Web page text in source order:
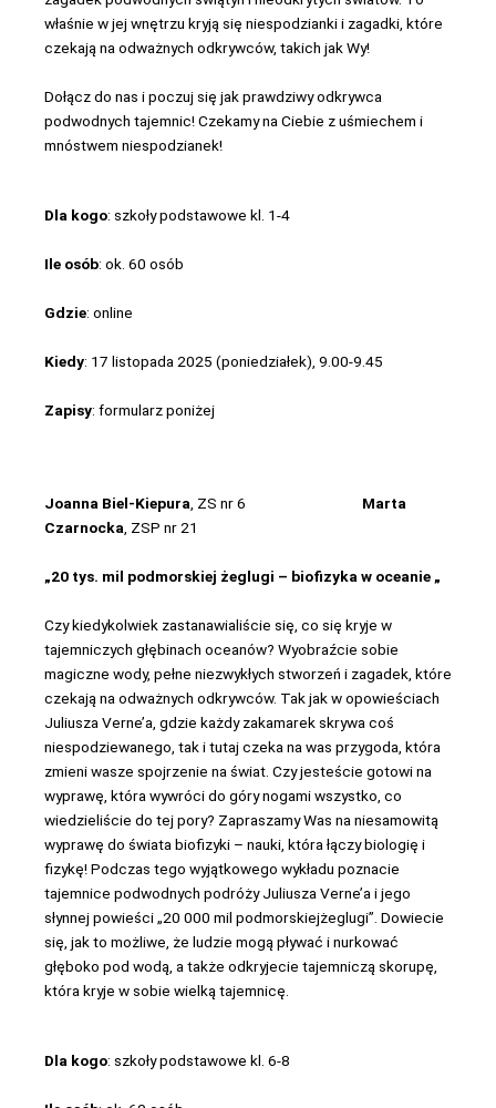
właśnie w jej wnętrzu kryją się niespodzianki i zagadki, które
czekają na odważnych odkrywców, takich jak Wy!
Dołącz do nas i poczuj się jak prawdziwy odkrywca
podwodnych tajemnic! Czekamy na Ciebie z uśmiechem i
mnóstwem niespodzianek!
Dla kogo: szkoły podstawowe kl. 1-4
Ile osób: ok. 60 osób
Gdzie: online
Kiedy: 17 listopada 2025 (poniedziałek), 9.00-9.45
Zapisy: formularz poniżej
Joanna Biel-Kiepura , ZS nr 6 Marta
Czarnocka , ZSP nr 21
„20 tys. mil podmorskiej żeglugi – biofizyka w oceanie „
Czy kiedykolwiek zastanawialiście się, co się kryje w
tajemniczych głębinach oceanów? Wyobraźcie sobie
magiczne wody, pełne niezwykłych stworzeń i zagadek, które
czekają na odważnych odkrywców. Tak jak w opowieściach
Juliusza Verne’a, gdzie każdy zakamarek skrywa coś
niespodziewanego, tak i tutaj czeka na was przygoda, która
zmieni wasze spojrzenie na świat. Czy jesteście gotowi na
wyprawę, która wywróci do góry nogami wszystko, co
wiedzieliście do tej pory? Zapraszamy Was na niesamowitą
wyprawę do świata biofizyki – nauki, która łączy biologię i
fizykę! Podczas tego wyjątkowego wykładu poznacie
tajemnice podwodnych podróży Juliusza Verne’a i jego
słynnej powieści „20 000 mil podmorskiejżeglugi”. Dowiecie
się, jak to możliwe, że ludzie mogą pływać i nurkować
głęboko pod wodą, a także odkryjecie tajemniczą skorupę,
która kryje w sobie wielką tajemnicę.
Dla kogo: szkoły podstawowe kl. 6-8